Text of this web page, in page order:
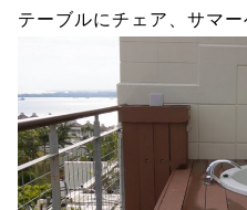
テーブルにチェア、サマー